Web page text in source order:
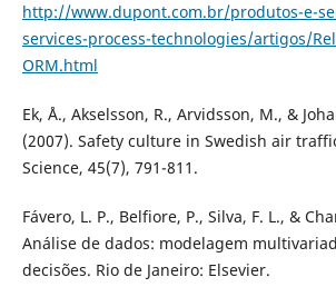
http://www.dupont.com.br/produtos-e-
services-process-technologies/artigos/
ORM.html
Ek, Å., Akselsson, R., Arvidsson, M., &
(2007). Safety culture in Swedish air
Science, 45(7), 791-811.
Fávero, L. P., Belfiore, P., Silva, F. L., &
Análise de dados: modelagem
decisões. Rio de Janeiro: Elsevier.